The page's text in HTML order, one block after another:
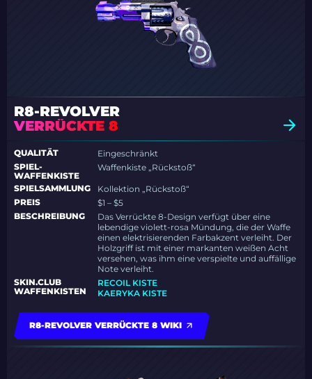
R8-REVOLVER
VERRÜCKTE 8
QUALITÄT
Eingeschränkt
SPIEL-
WAFFENKISTE
Waffenkiste „Rückstoß“
SPIELSAMMLUNG
Kollektion „Rückstoß“
PREIS
$1 – $5
BESCHREIBUNG
Das Verrückte 8-Design verfügt über eine
lebendige violett-rosa Mündung, die der Waffe
einen elektrisierenden Farbakzent verleiht. Der
Holzgriff ist mit einer markanten weißen Acht
versehen, was ihm eine verspielte und auffällige
Note verleiht.
SKIN.CLUB
WAFFENKISTEN
RECOIL KISTE
KAERYKA KISTE
R8-REVOLVER VERRÜCKTE 8 WIKI